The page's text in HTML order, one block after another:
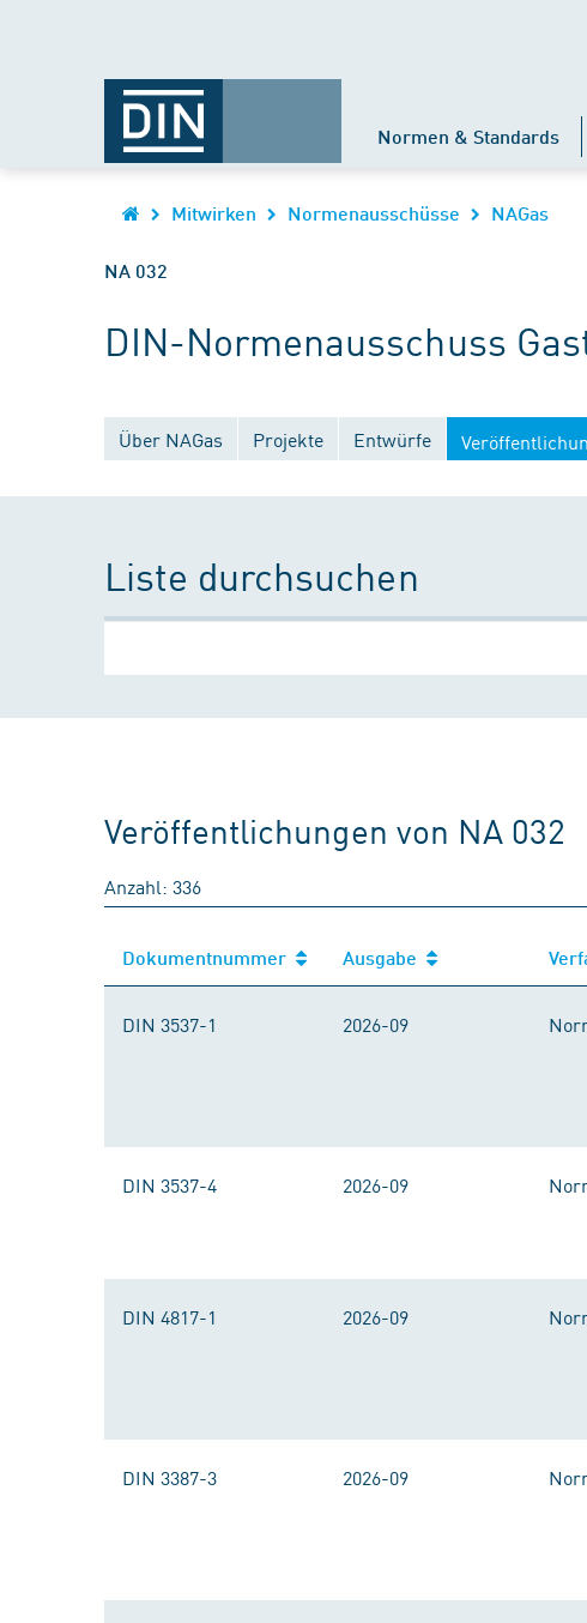
Normen & Standards
Mitwirken Normenausschüsse NAGas
NA 032
DIN-Normenausschuss
Über NAGas Projekte Entwürfe
Liste durchsuchen
Veröffentlichungen von NA 032
Anzahl: 336
DIN 3537-1 2026-09
DIN 3537-4 2026-09
DIN 4817-1 2026-09
DIN 3387-3 2026-09